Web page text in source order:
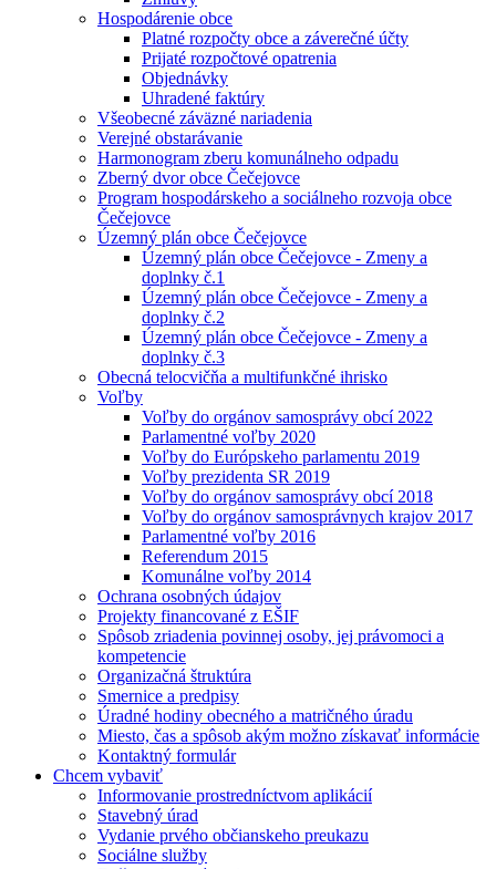
Hospodárenie obce
Platné rozpočty obce a záverečné účty
Prijaté rozpočtové opatrenia
Objednávky
Uhradené faktúry
Všeobecné záväzné nariadenia
Verejné obstarávanie
Harmonogram zberu komunálneho odpadu
Zberný dvor obce Čečejovce
Program hospodárskeho a sociálneho rozvoja obce
Čečejovce
Územný plán obce Čečejovce
Územný plán obce Čečejovce - Zmeny a
doplnky č.1
Územný plán obce Čečejovce - Zmeny a
doplnky č.2
Územný plán obce Čečejovce - Zmeny a
doplnky č.3
Obecná telocvičňa a multifunkčné ihrisko
Voľby
Voľby do orgánov samosprávy obcí 2022
Parlamentné voľby 2020
Voľby do Európskeho parlamentu 2019
Voľby prezidenta SR 2019
Voľby do orgánov samosprávy obcí 2018
Voľby do orgánov samosprávnych krajov 2017
Parlamentné voľby 2016
Referendum 2015
Komunálne voľby 2014
Ochrana osobných údajov
Projekty financované z EŠIF
Spôsob zriadenia povinnej osoby, jej právomoci a
kompetencie
Organizačná štruktúra
Smernice a predpisy
Úradné hodiny obecného a matričného úradu
Miesto, čas a spôsob akým možno získavať informácie
Kontaktný formulár
Chcem vybaviť
Informovanie prostredníctvom aplikácií
Stavebný úrad
Vydanie prvého občianskeho preukazu
Sociálne služby